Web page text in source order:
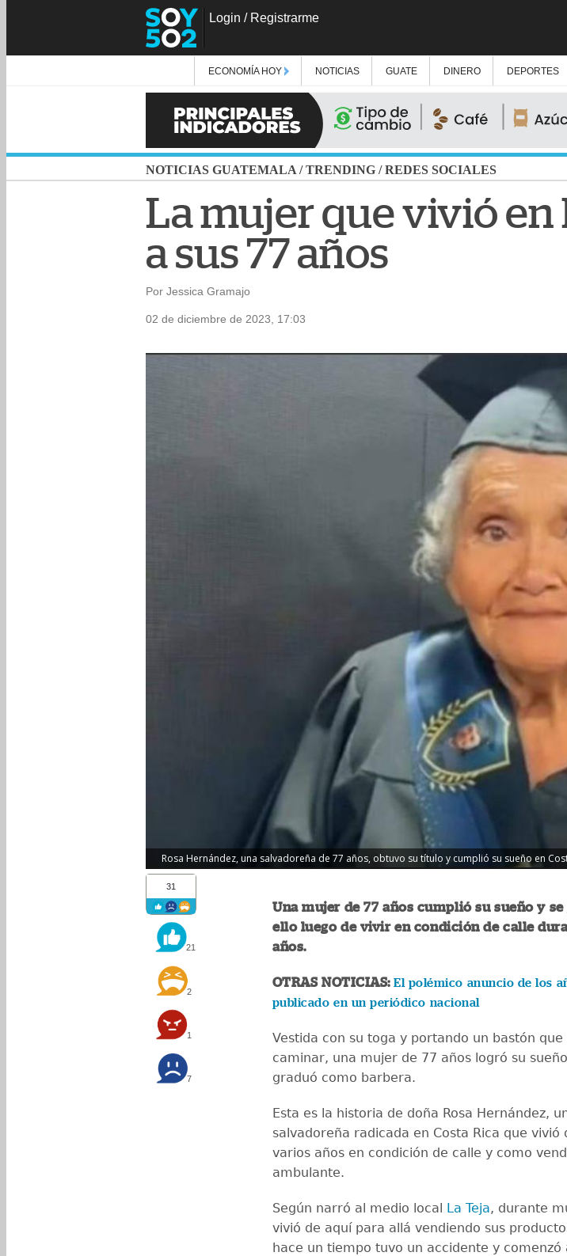
Login / Registrarme
ECONOMÍA HOY NOTICIAS GUATE DINERO DEPORTES
NOTICIAS GUATEMALA /TRENDING /REDES SOCIALES
La mujer que vivió en
a sus 77 años
Por Jessica Gramajo
02 de diciembre de 2023, 17:03
Rosa Hernández, una salvadoreña de 77 años, obtuvo su título y cumplió su sueño en
31
21
2
1
7
Una mujer de 77 años cumplió su sueño y se
ello luego de vivir en condición de calle
años.
OTRAS NOTICIAS:El polémico anuncio de los
publicado en un periódico nacional
Vestida con su toga y portando un bastón que
caminar, una mujer de 77 años logró su
graduó como barbera.
Esta es la historia de doña Rosa Hernández,
salvadoreña radicada en Costa Rica que vivió
varios años en condición de calle y como
ambulante.
Según narró al medio local La Teja, durante
vivió de aquí para allá vendiendo sus
hace un tiempo tuvo un accidente y comenzó